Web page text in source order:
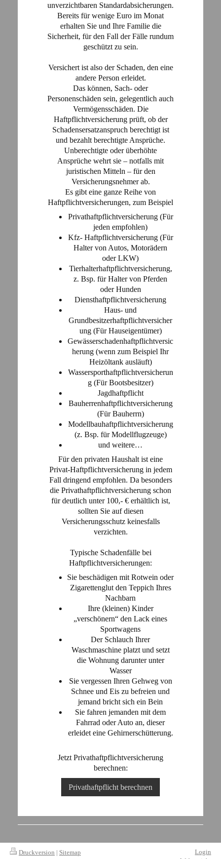
unverzichtbaren Standardabsicherungen.
Bereits für wenige Euro im Monat
erhalten Sie und Ihre Familie die
Sicherheit, für den Fall der Fälle rundum
geschützt zu sein.
Versichert ist also der Schaden, den eine
andere Person erleidet.
Das können, Sach- oder
Personenschäden sein, gelegentlich auch
Vermögensschäden. Die
Haftpflichtversicherung prüft, ob der
Schadensersatzanspruch berechtigt ist
und bezahlt berechtigte Ansprüche.
Unberechtigte oder überhöhte
Ansprüche wehrt sie – notfalls mit
juristischen Mitteln – für den
Versicherungsnehmer ab.
Es gibt eine ganze Reihe von
Haftpflichtversicherungen, zum Beispiel
Privathaftpflichtversicherung (Für
jeden empfohlen)
Kfz- Haftpflichtversicherung (Für
Halter von Autos, Motorädern
oder LKW)
Tierhalterhaftpflichtversicherung,
z. Bsp. für Halter von Pferden
oder Hunden
Diensthaftpflichtversicherung
Haus- und
Grundbesitzerhaftpflichtversicher
ung (Für Hauseigentümer)
Gewässerschadenhaftpflichtversic
herung (wenn zum Beispiel Ihr
Heizöltank ausläuft)
Wassersporthaftpflichtversicherun
g (Für Bootsbesitzer)
Jagdhaftpflicht
Bauherrenhaftpflichtversicherung
(Für Bauherrn)
Modellbauhaftpflichtversicherung
(z. Bsp. für Modellflugzeuge)
und weitere…
Für den privaten Haushalt ist eine
Privat-Haftpflichtversicherung in jedem
Fall dringend empfohlen. Da besonders
die Privathaftpflichtversicherung schon
für deutlich unter 100,- € erhältlich ist,
sollten Sie auf diesen
Versicherungsschutz keinesfalls
verzichten.
Typische Schadenfälle bei
Haftpflichtversicherungen:
Sie beschädigen mit Rotwein oder
Zigarettenglut den Teppich Ihres
Nachbarn
Ihre (kleinen) Kinder
„verschönern“ den Lack eines
Sportwagens
Der Schlauch Ihrer
Waschmaschine platzt und setzt
die Wohnung darunter unter
Wasser
Sie vergessen Ihren Gehweg von
Schnee und Eis zu befreien und
jemand bricht sich ein Bein
Sie fahren jemanden mit dem
Fahrrad oder Auto an, dieser
erleidet eine Gehirnerschütterung.
Jetzt Privathaftpflichtversicherung
berechnen:
Privathaftpflicht berechnen
Druckversion | Sitemap
Login